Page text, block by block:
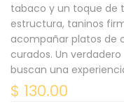
tabaco y un toque de
estructura, taninos
acompañar platos de
curados. Un
buscan una
$ 130.00